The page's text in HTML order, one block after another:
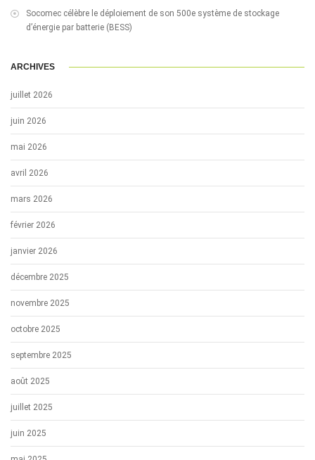
Socomec célèbre le déploiement de son 500e système de stockage
d’énergie par batterie (BESS)
ARCHIVES
juillet 2026
juin 2026
mai 2026
avril 2026
mars 2026
février 2026
janvier 2026
décembre 2025
novembre 2025
octobre 2025
septembre 2025
août 2025
juillet 2025
juin 2025